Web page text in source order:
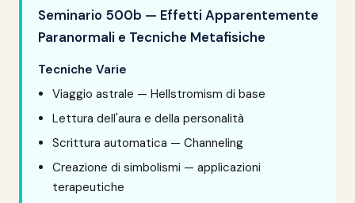
Seminario 500b — Effetti Apparentemente
Paranormali e Tecniche Metafisiche
Tecniche Varie
Viaggio astrale — Hellstromism di base
Lettura dell'aura e della personalità
Scrittura automatica — Channeling
Creazione di simbolismi — applicazioni
terapeutiche